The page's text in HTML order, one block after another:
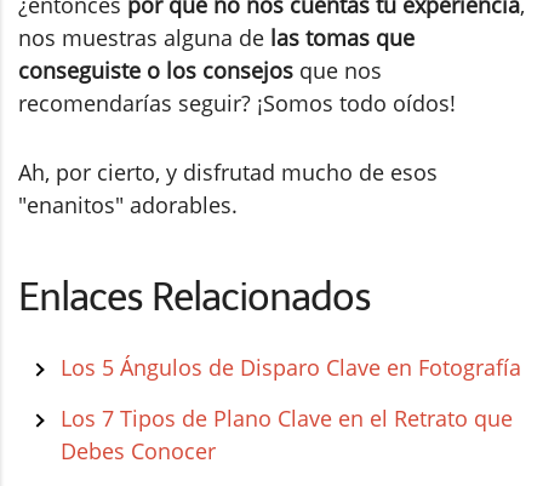
nos muestras alguna de las tomas que
conseguiste o los consejos que nos
recomendarías seguir? ¡Somos todo oídos!
Ah, por cierto, y disfrutad mucho de esos
"enanitos" adorables.
Enlaces Relacionados
Los 5 Ángulos de Disparo Clave en Fotografía
Los 7 Tipos de Plano Clave en el Retrato que
Debes Conocer